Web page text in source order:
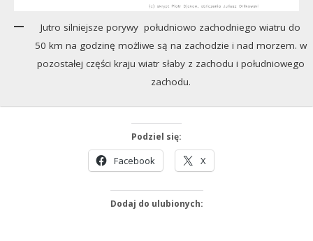
Jutro silniejsze porywy południowo zachodniego wiatru do
50 km na godzinę możliwe są na zachodzie i nad morzem. w
pozostałej części kraju wiatr słaby z zachodu i południowego
zachodu.
Podziel się:
Facebook X
Dodaj do ulubionych: